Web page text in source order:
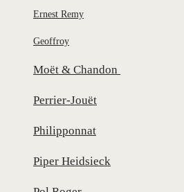
Ernest Remy
Geoffroy
Moët & Chandon
Perrier-Jouët
Philipponnat
Piper Heidsieck